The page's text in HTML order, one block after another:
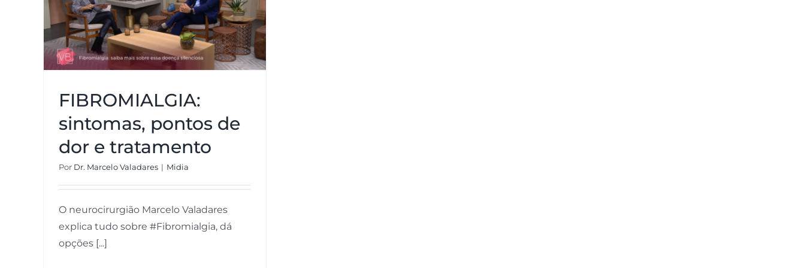
pontos de dor e tratamento
FIBROMIALGIA:
sintomas, pontos de
dor e tratamento
Por Dr. Marcelo Valadares | Midia
O neurocirurgião Marcelo Valadares
explica tudo sobre #Fibromialgia, dá
opções [...]